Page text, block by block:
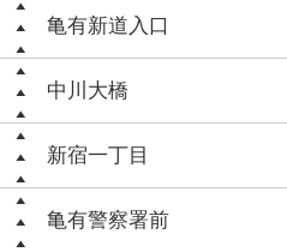
亀有新道入口
中川大橋
新宿一丁目
亀有警察署前